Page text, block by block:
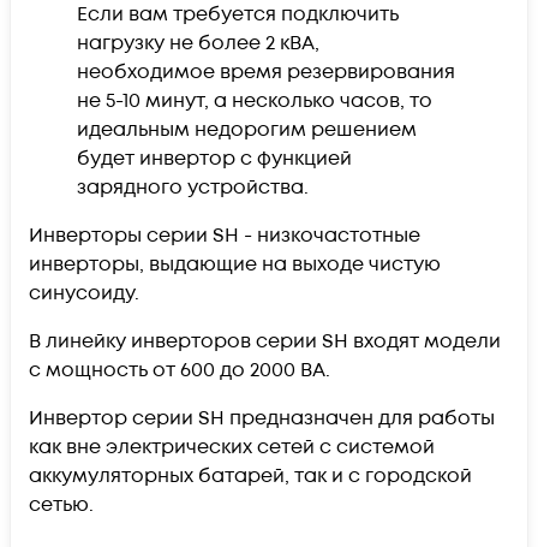
Если вам требуется подключить
нагрузку не более 2 кВА,
необходимое время резервирования
не 5-10 минут, а несколько часов, то
идеальным недорогим решением
будет инвертор с функцией
зарядного устройства.
Инверторы серии SH - низкочастотные
инверторы, выдающие на выходе чистую
синусоиду.
В линейку инверторов серии SH входят модели
с мощность от 600 до 2000 ВА.
Инвертор серии SH предназначен для работы
как вне электрических сетей с системой
аккумуляторных батарей, так и с городской
сетью.